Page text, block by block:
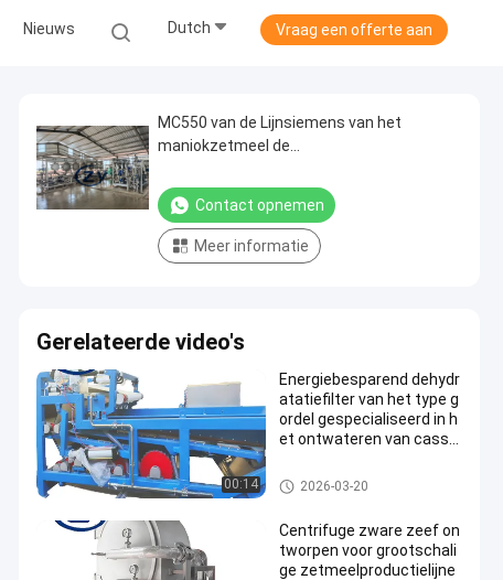
Nieuws Dutch Vraag een offerte aan
MC550 van de Lijnsiemens van het
maniokzetmeel de
Contact opnemen
Meer informatie
Gerelateerde video's
00:14
Energiebesparend dehydr
atatiefilter van het type g
ordel gespecialiseerd in h
et ontwateren van cassa
De Verwerkingsmachine van h
et maniokzetmeel
2026-03-20
Centrifuge zware zeef on
tworpen voor grootschali
ge zetmeelproductielijne